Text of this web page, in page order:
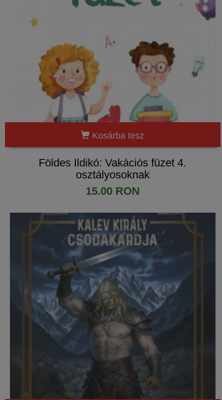
Kosárba tesz
Földes Ildikó: Vakációs füzet 4.
osztályosoknak
15.00 RON